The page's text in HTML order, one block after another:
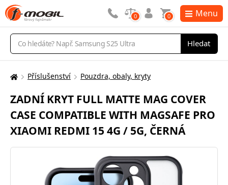
Vyhledávání
Hledat
0 0 Menu
Zde
nacházíte:
Příslušenství Pouzdra, obaly, kryty
ZADNÍ KRYT FULL MATTE MAG COVER
CASE COMPATIBLE WITH MAGSAFE PRO
XIAOMI REDMI 15 4G / 5G, ČERNÁ